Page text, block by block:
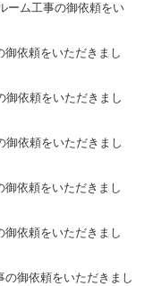
ーム工事の御依頼をい
御依頼をいただきまし
御依頼をいただきまし
御依頼をいただきまし
御依頼をいただきまし
御依頼をいただきまし
の御依頼をいただきまし